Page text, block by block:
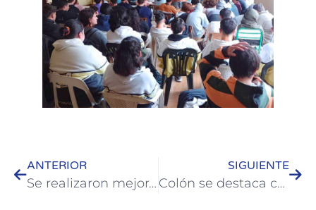
ANTERIOR
Se realizaron mejoras en el alumbrado de Colonia Hughes
SIGUIENTE
Colón se destaca como destino turístico para las vacaciones de invierno